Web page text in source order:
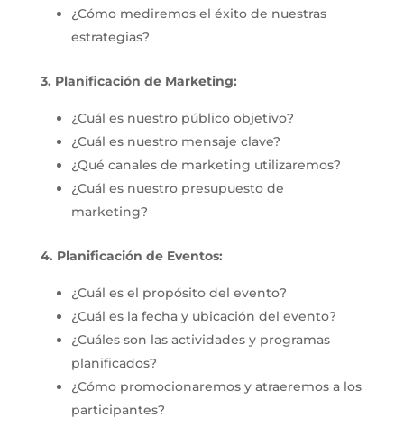
¿Cómo mediremos el éxito de nuestras
estrategias?
3. Planificación de Marketing:
¿Cuál es nuestro público objetivo?
¿Cuál es nuestro mensaje clave?
¿Qué canales de marketing utilizaremos?
¿Cuál es nuestro presupuesto de
marketing?
4. Planificación de Eventos:
¿Cuál es el propósito del evento?
¿Cuál es la fecha y ubicación del evento?
¿Cuáles son las actividades y programas
planificados?
¿Cómo promocionaremos y atraeremos a los
participantes?